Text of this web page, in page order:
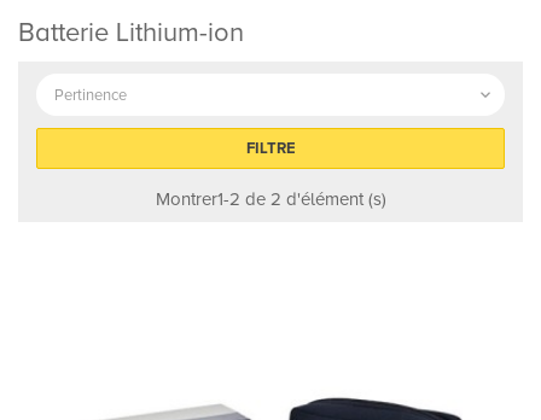
Batterie Lithium-ion
Pertinence 
FILTRE
Montrer1-2 de 2 d'élément (s)